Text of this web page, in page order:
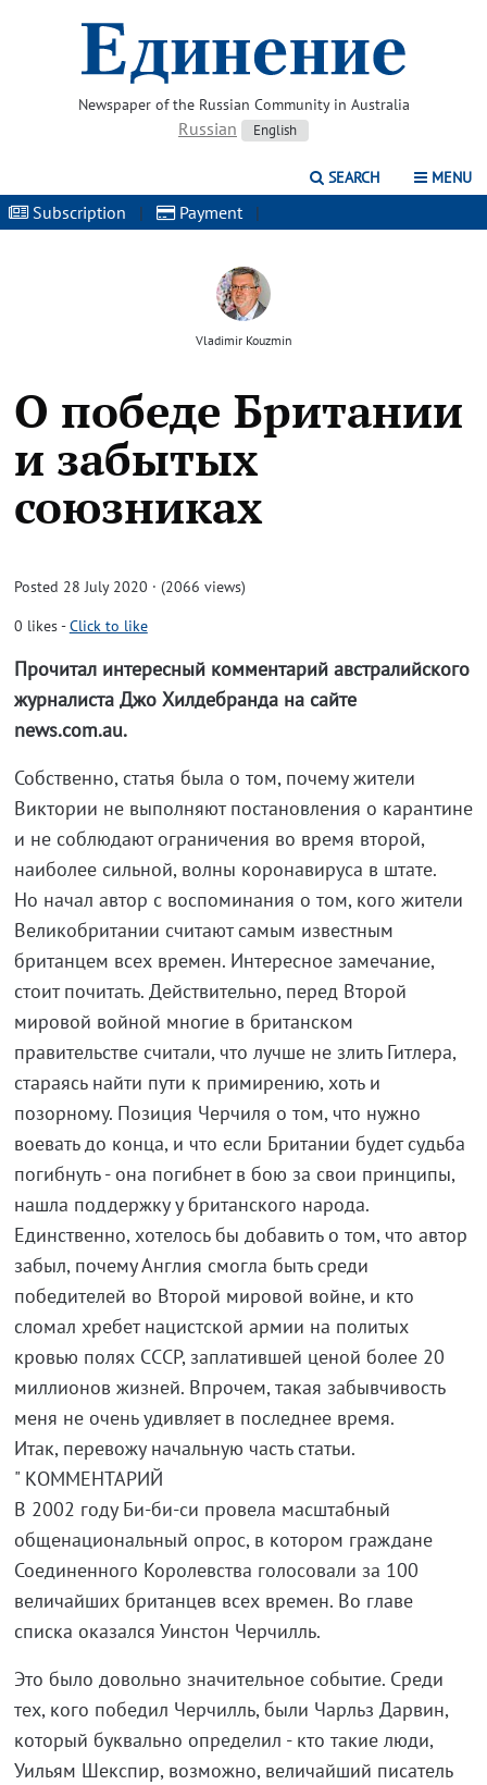
Newspaper of the Russian Community in Australia
Russian English
SEARCH MENU
Subscription | Payment |
Vladimir Kouzmin
О победе Британии
и забытых
союзниках
Posted 28 July 2020 · (2066 views)
0 likes-Click to like
Прочитал интересный комментарий австралийского
журналиста Джо Хилдебранда на сайте
news.com.au.
Собственно, статья была о том, почему жители
Виктории не выполняют постановления о карантине
и не соблюдают ограничения во время второй,
наиболее сильной, волны коронавируса в штате.
Но начал автор с воспоминания о том, кого жители
Великобритании считают самым известным
британцем всех времен. Интересное замечание,
стоит почитать. Действительно, перед Второй
мировой войной многие в британском
правительстве считали, что лучше не злить Гитлера,
стараясь найти пути к примирению, хоть и
позорному. Позиция Черчиля о том, что нужно
воевать до конца, и что если Британии будет судьба
погибнуть - она погибнет в бою за свои принципы,
нашла поддержку у британского народа.
Единственно, хотелось бы добавить о том, что автор
забыл, почему Англия смогла быть среди
победителей во Второй мировой войне, и кто
сломал хребет нацистской армии на политых
кровью полях СССР, заплатившей ценой более 20
миллионов жизней. Впрочем, такая забывчивость
меня не очень удивляет в последнее время.
Итак, перевожу начальную часть статьи.
" КОММЕНТАРИЙ
В 2002 году Би-би-си провела масштабный
общенациональный опрос, в котором граждане
Соединенного Королевства голосовали за 100
величайших британцев всех времен. Во главе
списка оказался Уинстон Черчилль.
Это было довольно значительное событие. Среди
тех, кого победил Черчилль, были Чарльз Дарвин,
который буквально определил - кто такие люди,
Уильям Шекспир, возможно, величайший писатель